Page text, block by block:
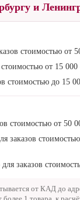
и
стоимостью от
от 15 000
стоимостью до 15
стоимостью от 50
заказов
заказов
от КАД до